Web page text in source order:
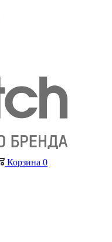
Корзина 0